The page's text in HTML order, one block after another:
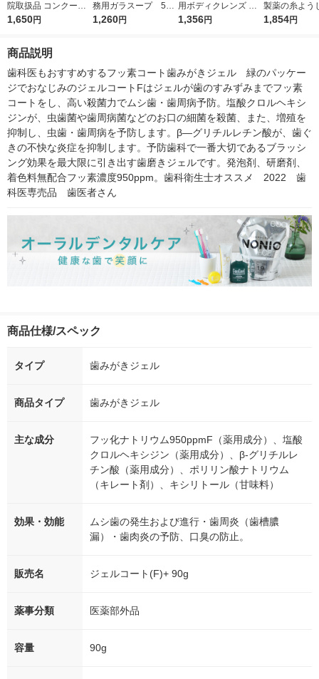
院取扱品 コンクール
マウスジェル 50g ウ
1,650円
務用ガラスープ 500
g ユウキ食品
1,260円
用ボディクレンズ 詰
め替え 250ml 2個 ロ
1,356円
製薬の糸よう
ス＆ピック 1
1,854円
商品説明
歯科医もおすすめするフッ素コート歯みがきジェル　緑のパッケー
ジでおなじみのジェルコートFはジェルが歯のすみずみまでフッ素
コートをし、高い殺菌力でムシ歯・歯周病予防。塩酸クロルヘキシ
ジンが、虫歯菌や歯周病菌などのお口の細菌を殺菌、また、増殖を
抑制し、虫歯・歯周病を予防します。β―グリチルレチン酸が、歯ぐ
きの不快な炎症を抑制します。予防歯科で一番大切であるブラッシ
ング効果を最大限に引き出す歯磨きジェルです。発泡剤、研磨剤、
着色料無配合フッ素濃度950ppm。歯科衛生士オススメ　2022　歯
科医専売品　歯医者さん
商品仕様/スペック
タイプ 歯みがきジェル
商品タイプ 歯みがきジェル
主な成分
フッ化ナトリウム950ppmF（薬用成分）、塩酸
クロルヘキシジン（薬用成分）、β-グリチルレ
チン酸（薬用成分）、ポリリン酸ナトリウム
（キレート剤）、キシリトール（甘味料）
効果・効能
ムシ歯の発生および進行・歯周炎（歯槽膿
漏）・歯肉炎の予防、口臭の防止。
販売名 ジェルコート(F)+ 90g
薬事分類 医薬部外品
容量 90g